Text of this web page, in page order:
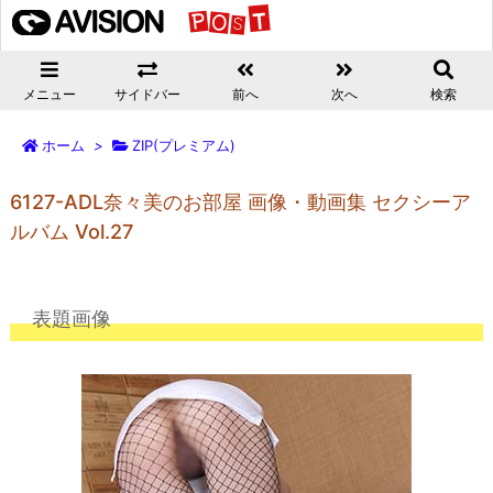
メニュー サイドバー 前へ 次へ 検索
ホーム > ZIP(プレミアム)
6127-ADL奈々美のお部屋 画像・動画集 セクシーア
ルバム Vol.27
表題画像